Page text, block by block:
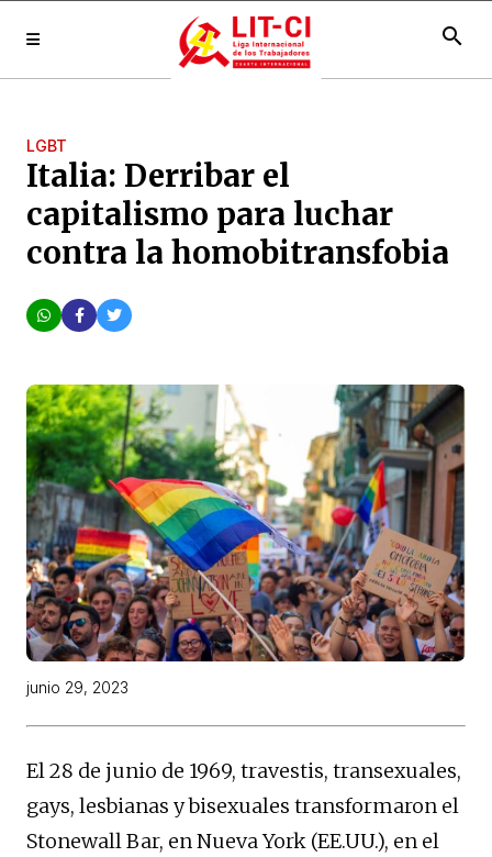
search
LGBT
Italia: Derribar el
capitalismo para luchar
contra la homobitransfobia
junio 29, 2023
El 28 de junio de 1969, travestis, transexuales,
gays, lesbianas y bisexuales transformaron el
Stonewall Bar, en Nueva York (EE.UU.), en el